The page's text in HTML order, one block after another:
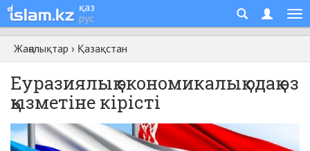
қаз
рус
Жаңалықтар › Қазақстан
Еуразиялық экономикалық одақ өз
қызметіне кірісті